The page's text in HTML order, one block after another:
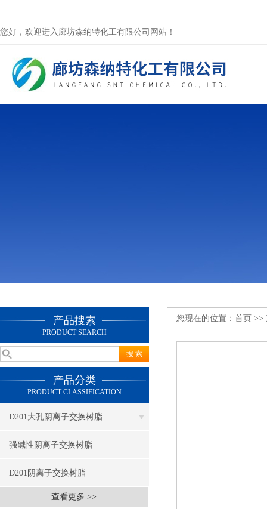
您好，欢迎进入廊坊森纳特化工有限公司网站！
产品搜索
PRODUCT SEARCH
产品分类
PRODUCT CLASSIFICATION
D201大孔阴离子交换树脂
强碱性阴离子交换树脂
D201阴离子交换树脂
查看更多 >>
您现在的位置： 首页 >>